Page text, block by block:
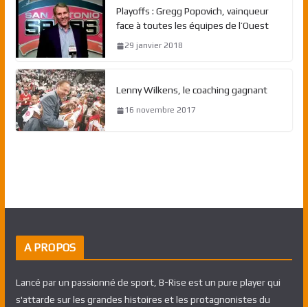
Playoffs : Gregg Popovich, vainqueur
face à toutes les équipes de l’Ouest
29 janvier 2018
Lenny Wilkens, le coaching gagnant
16 novembre 2017
A PROPOS
Lancé par un passionné de sport, B-Rise est un pure player qui
s'attarde sur les grandes histoires et les protagnonistes du